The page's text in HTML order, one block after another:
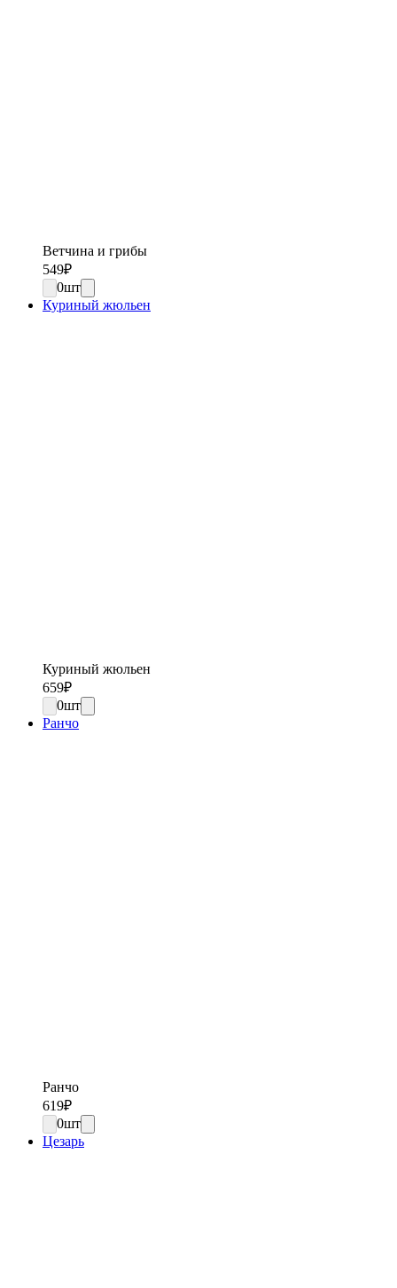
Ветчина и грибы
549₽
0шт
Куриный жюльен
Куриный жюльен
659₽
0шт
Ранчо
Ранчо
619₽
0шт
Цезарь